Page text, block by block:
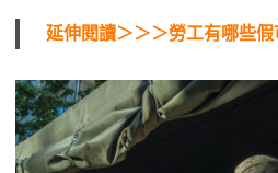
延伸閱讀＞＞＞勞工有哪些